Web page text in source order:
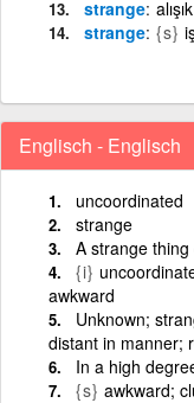
strange
strange {s}
Englisch - Englisch
uncoordinated
strange
A strange
{i}
awkward
Unknown;
distant in manner;
In a high
{s} awkward;